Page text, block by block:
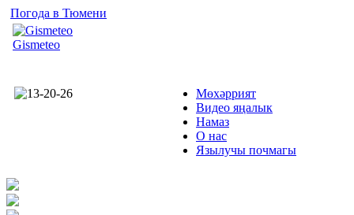
Погода в Тюмени
Gismeteo
Мөхәррият
Видео яңалык
Намаз
О нас
Язылучы почмагы